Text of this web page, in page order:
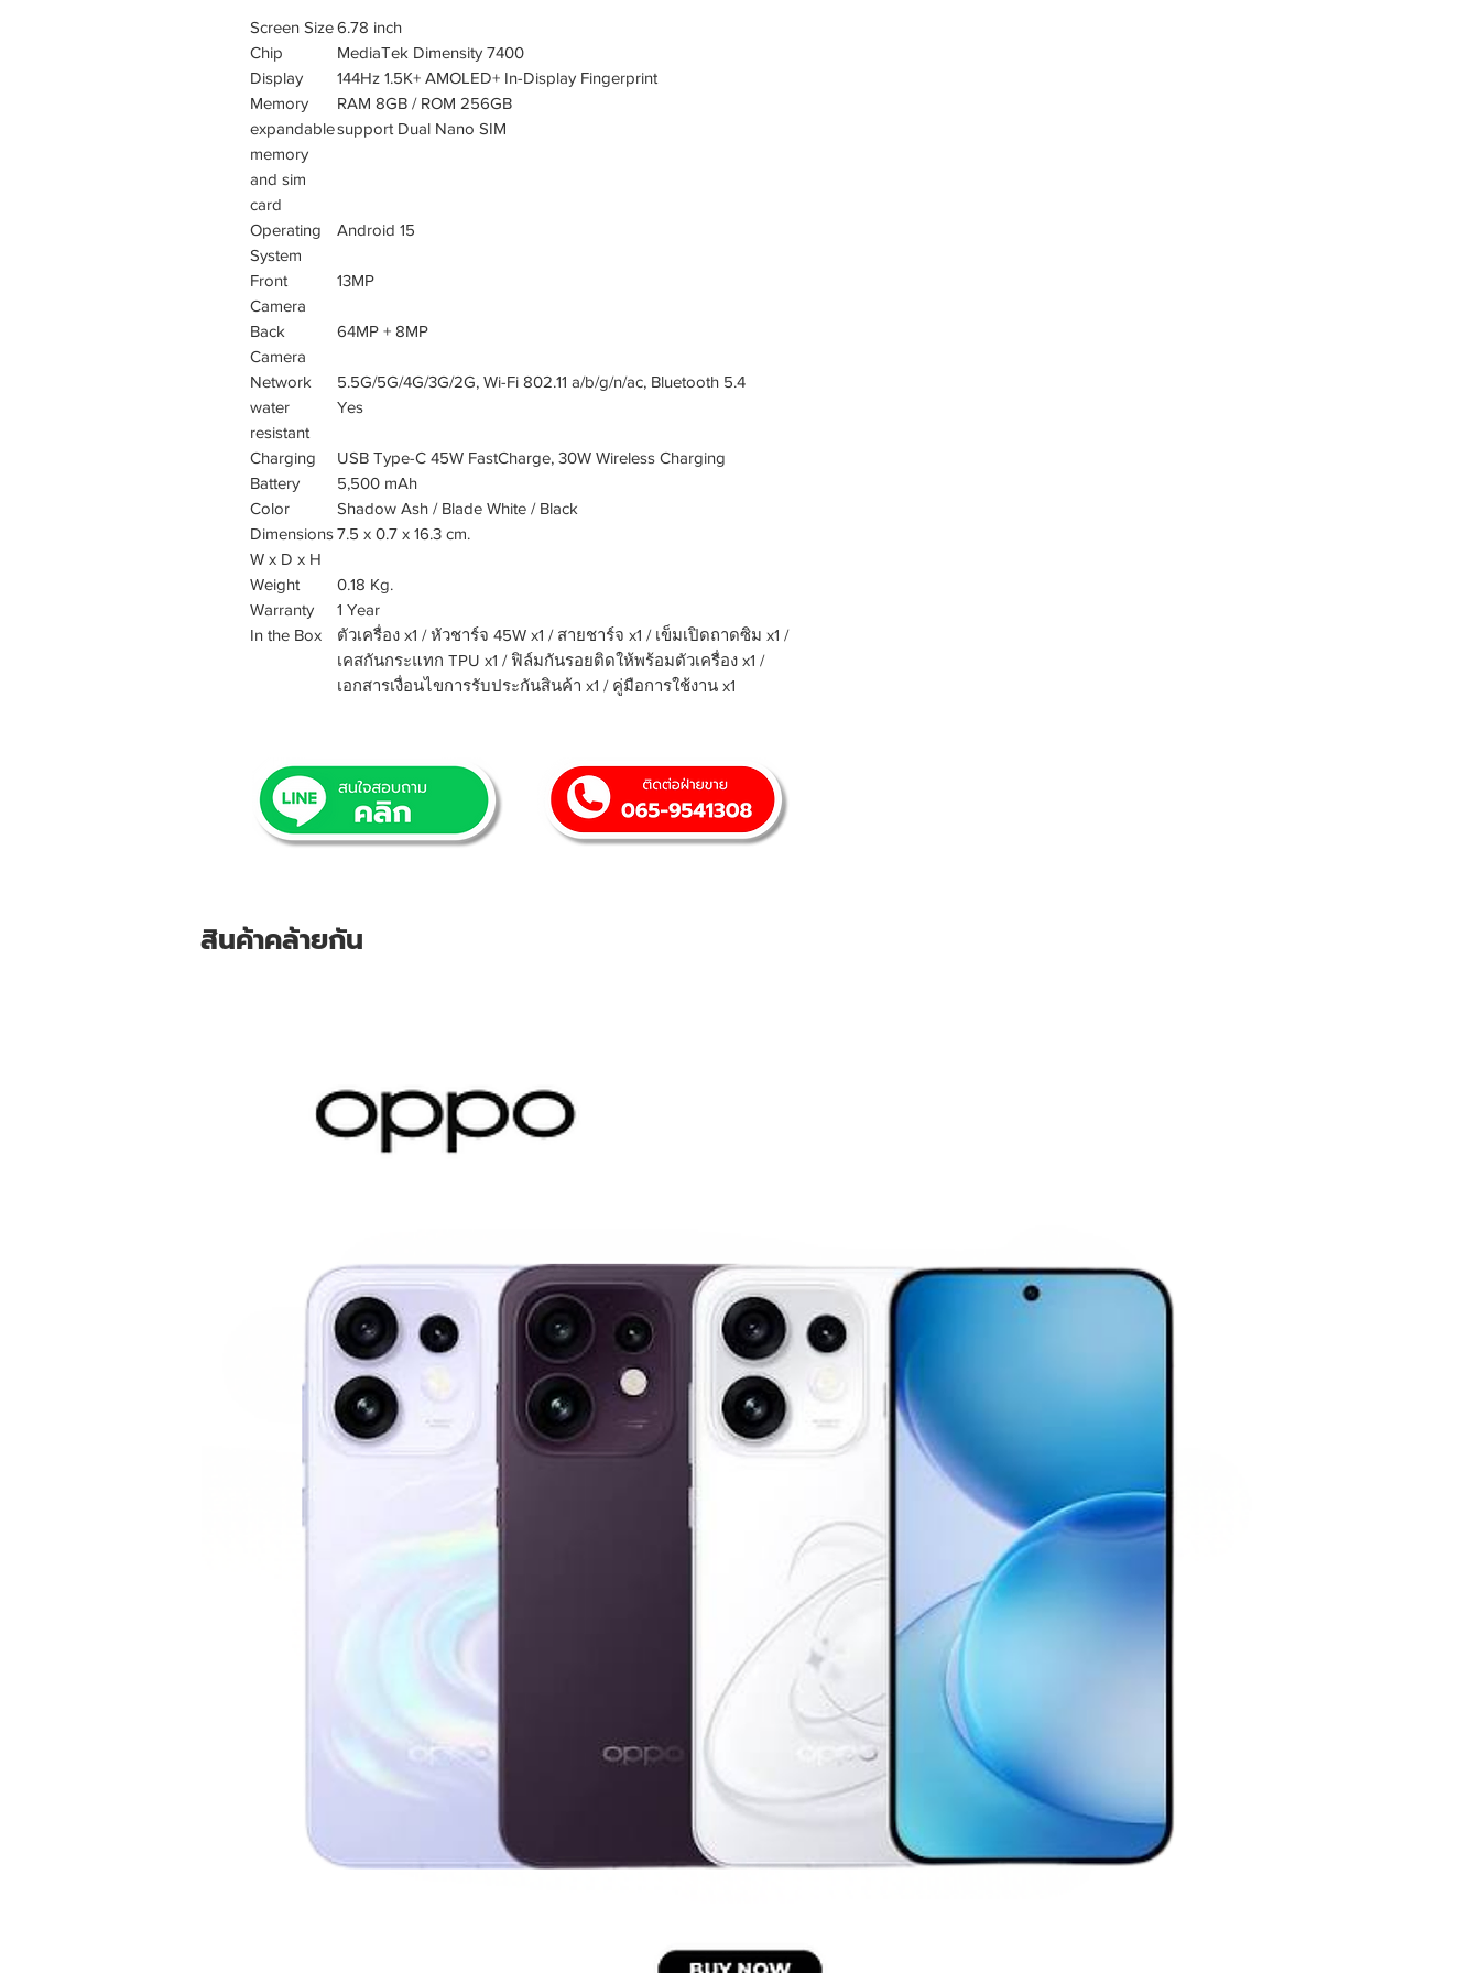
Screen Size6.78 inch
Chip
MediaTek Dimensity 7400
Display
144Hz 1.5K+ AMOLED+ In-Display Fingerprint
Memory
RAM 8GB / ROM 256GB
expandable
memory
and sim
card
support Dual Nano SIM
Operating
System
Android 15
Front
Camera
13MP
Back
Camera
64MP + 8MP
Network
5.5G/5G/4G/3G/2G, Wi-Fi 802.11 a/b/g/n/ac, Bluetooth 5.4
water
resistant
Yes
Charging
USB Type-C 45W FastCharge, 30W Wireless Charging
Battery
5,500 mAh
Color
Shadow Ash / Blade White / Black
Dimensions
W x D x H
7.5 x 0.7 x 16.3 cm.
Weight
0.18 Kg.
Warranty
1 Year
In the Box
ตัวเครื่อง x1 / หัวชาร์จ 45W x1 / สายชาร์จ x1 / เข็มเปิดถาดซิม x1 /
เคสกันกระแทก TPU x1 / ฟิล์มกันรอยติดให้พร้อมตัวเครื่อง x1 /
เอกสารเงื่อนไขการรับประกันสินค้า x1 / คู่มือการใช้งาน x1
สินค้าคล้ายกัน